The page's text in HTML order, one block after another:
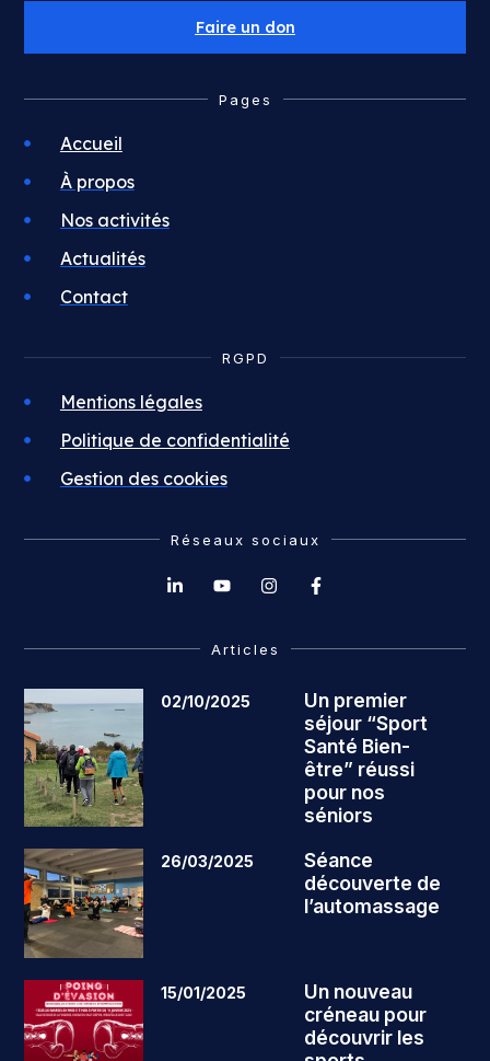
Faire un don
Pages
Accueil
À propos
Nos activités
Actualités
Contact
RGPD
Mentions légales
Politique de confidentialité
Gestion des cookies
Réseaux sociaux
Articles
02/10/2025
Un premier
séjour “Sport
Santé Bien-
être” réussi
pour nos
séniors
26/03/2025
Séance
découverte de
l’automassage
15/01/2025
Un nouveau
créneau pour
découvrir les